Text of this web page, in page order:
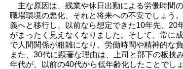
主な原因は、残業や休日出勤による労働時間
職場環境の悪化、それと将来への不安でしょう
義へと移行し、以前なら想定できた10年先、20
がまったく見えなくなりました。そして、常に
で人間関係が粗雑になり、労働時間や精神的な
また、30代に顕著な理由は、上司と部下の板挟
年代が、以前の40代から低年齢化したことでしょ